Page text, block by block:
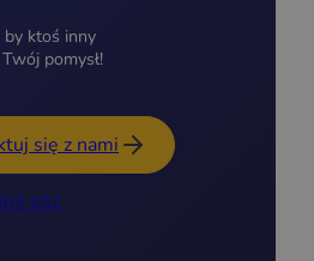
ktoś inny
pomysł!
się z nami
652